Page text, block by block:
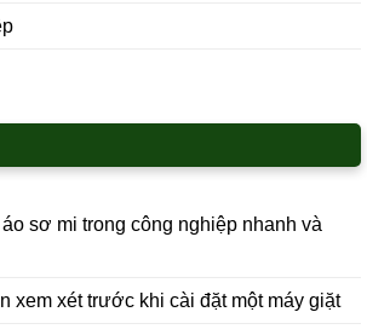
sơ mi trong công nghiệp nhanh và
xem xét trước khi cài đặt một máy giặt